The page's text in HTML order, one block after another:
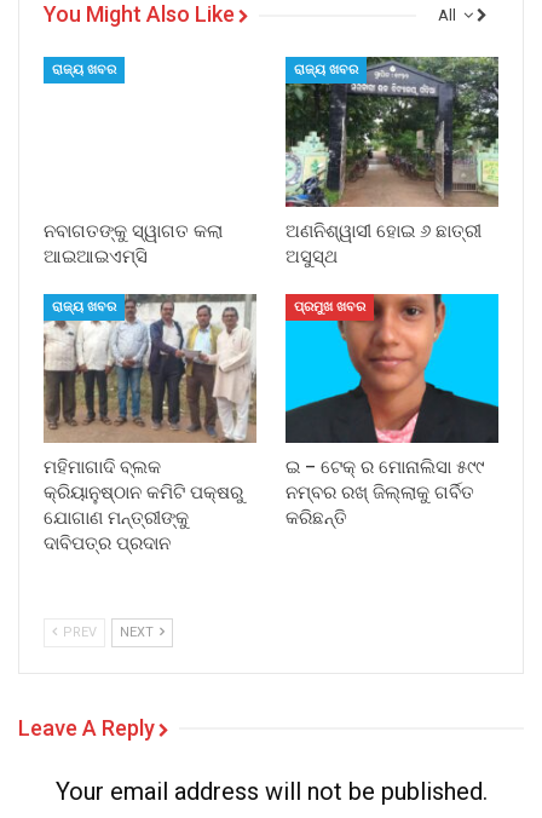
All
You Might Also Like
ରାଜ୍ୟ ଖବର
ନବାଗତଙ୍କୁ ସ୍ୱାଗତ କଲା
ଆଇଆଇଏମ୍‌ସି
ରାଜ୍ୟ ଖବର
ଅଣନିଶ୍ୱାସୀ ହୋଇ ୬ ଛାତ୍ରୀ
ଅସୁସ୍ଥ
ରାଜ୍ୟ ଖବର
ମହିମାଗାଦି ବ୍ଲକ
କ୍ରିୟାନୁଷ୍ଠାନ କମିଟି ପକ୍ଷରୁ
ଯୋଗାଣ ମନ୍ତ୍ରୀଙ୍କୁ
ଦାବିପତ୍ର ପ୍ରଦାନ
ପ୍ରମୁଖ ଖବର
ଇ – ଟେକ୍ ର ମୋନାଲିସା ୫୯୯
ନମ୍ବର ରଖ୍ ଜିଲ୍ଲାକୁ ଗର୍ବିତ
କରିଛନ୍ତି
PREV NEXT
Leave A Reply
Your email address will not be published.